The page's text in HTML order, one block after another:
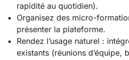
rapidité au quotidien).
Organisez des micro-
présenter la plateforme.
Rendez l’usage naturel :
existants (réunions d’équipe,